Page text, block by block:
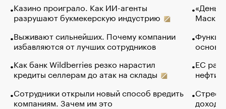
Казино проиграло. Как ИИ-агенты
разрушают букмекерскую индустрию
Выживают сильнейших. Почему компании
избавляются от лучших сотрудников
Как банк Wildberries резко нарастил
кредиты селлерам до атак на склады
Сотрудники открыли новый способ вредить
компаниям. Зачем им это
Маск в
основ
ЕС
нефти